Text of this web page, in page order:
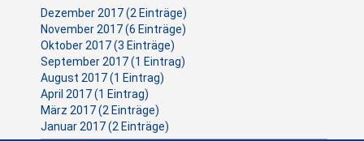
Dezember 2017 (2 Einträge)
November 2017 (6 Einträge)
Oktober 2017 (3 Einträge)
September 2017 (1 Eintrag)
August 2017 (1 Eintrag)
April 2017 (1 Eintrag)
März 2017 (2 Einträge)
Januar 2017 (2 Einträge)